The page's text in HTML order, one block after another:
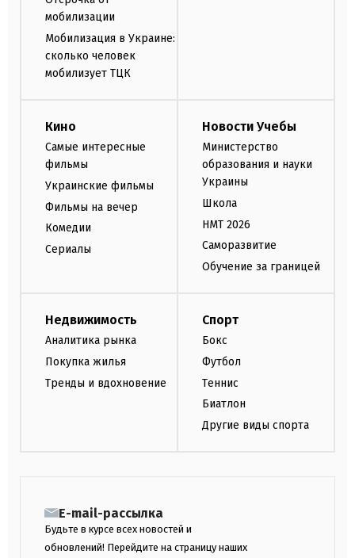
мобилизации
Мобилизация в Украине:
сколько человек
мобилизует ТЦК
Кино
Самые интересные
фильмы
Украинские фильмы
Фильмы на вечер
Комедии
Сериалы
Новости Учебы
Министерство
образования и науки
Украины
Школа
НМТ 2026
Саморазвитие
Обучение за границей
Недвижимость
Аналитика рынка
Покупка жилья
Тренды и вдохновение
Спорт
Бокс
Футбол
Теннис
Биатлон
Другие виды спорта
E-mail-рассылка
Будьте в курсе всех новостей и
обновлений! Перейдите на страницу наших